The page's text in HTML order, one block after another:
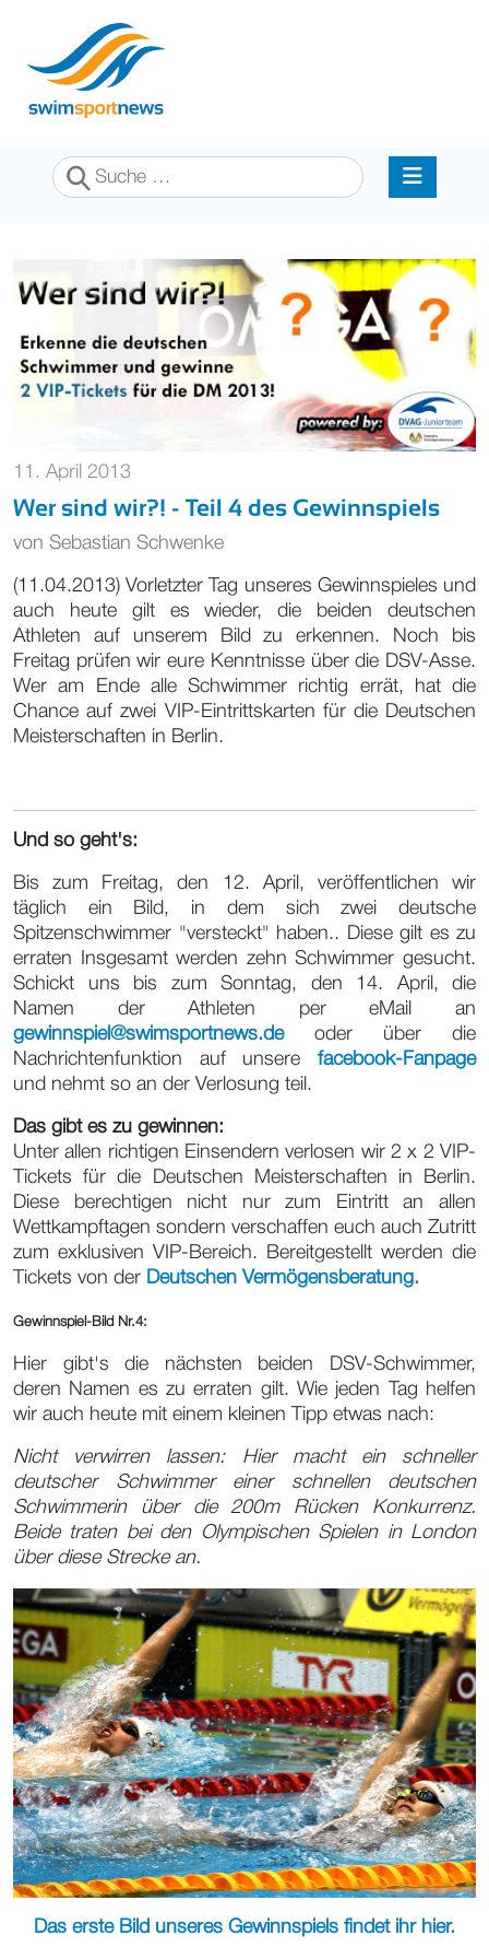
Suchen
11. April 2013
Wer sind wir?! - Teil 4 des Gewinnspiels
von Sebastian Schwenke
(11.04.2013) Vorletzter Tag unseres Gewinnspieles und
auch heute gilt es wieder, die beiden deutschen
Athleten auf unserem Bild zu erkennen. Noch bis
Freitag prüfen wir eure Kenntnisse über die DSV-Asse.
Wer am Ende alle Schwimmer richtig errät, hat die
Chance auf zwei VIP-Eintrittskarten für die Deutschen
Meisterschaften in Berlin.
Und so geht's:
Bis zum Freitag, den 12. April, veröffentlichen wir
täglich ein Bild, in dem sich zwei deutsche
Spitzenschwimmer "versteckt" haben.. Diese gilt es zu
erraten Insgesamt werden zehn Schwimmer gesucht.
Schickt uns bis zum Sonntag, den 14. April, die
Namen der Athleten per eMail an
gewinnspiel@swimsportnews.de
oder über die
Nachrichtenfunktion auf unsere facebook-Fanpage
und nehmt so an der Verlosung teil.
Das gibt es zu gewinnen:
Unter allen richtigen Einsendern verlosen wir 2 x 2 VIP-
Tickets für die Deutschen Meisterschaften in Berlin.
Diese berechtigen nicht nur zum Eintritt an allen
Wettkampftagen sondern verschaffen euch auch Zutritt
zum exklusiven VIP-Bereich. Bereitgestellt werden die
Tickets von der Deutschen Vermögensberatung.
Gewinnspiel-Bild Nr.4:
Hier gibt's die nächsten beiden DSV-Schwimmer,
deren Namen es zu erraten gilt. Wie jeden Tag helfen
wir auch heute mit einem kleinen Tipp etwas nach:
Nicht verwirren lassen: Hier macht ein schneller
deutscher Schwimmer einer schnellen deutschen
Schwimmerin über die 200m Rücken Konkurrenz.
Beide traten bei den Olympischen Spielen in London
über diese Strecke an.
Das erste Bild unseres Gewinnspiels findet ihr hier.